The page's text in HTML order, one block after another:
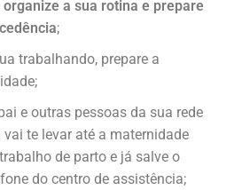
organize a sua rotina e prepare
;
trabalhando, prepare a
e outras pessoas da sua rede
te levar até a maternidade
de parto e já salve o
do centro de assistência;